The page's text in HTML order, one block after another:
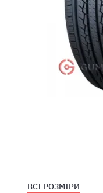
ВСІ РОЗМІРИ